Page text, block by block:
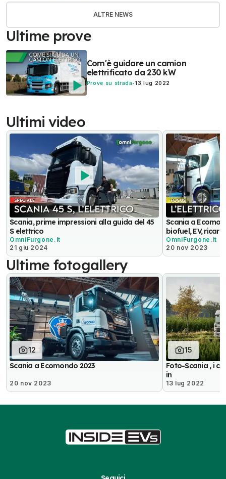
ALTRE NEWS
Ultime prove
Com'è guidare un camion
elettrificato da 230 kW
Prove su strada-13 lug 2022
Ultimi video
Scania, prime impressioni alla guida del 45
S elettrico
OmniFurgone.it
21 giu 2024
Scania a
biofuel, EV,
OmniFurgone.it
20 nov 2023
Ultime fotogallery
12
Scania a Ecomondo 2023
20 nov 2023
15
Foto-Scania , i
in
13 lug 2022